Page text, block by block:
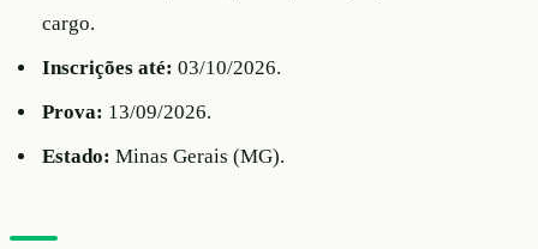
cargo.
Inscrições até: 03/10/2026.
Prova: 13/09/2026.
Estado: Minas Gerais (MG).